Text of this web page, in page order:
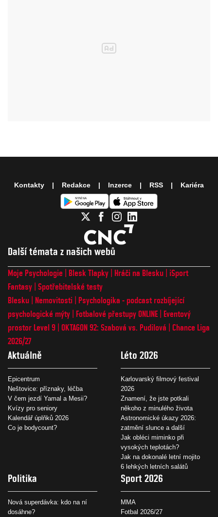
Další témata z našich webů
Moje Psychologie Blesk Tlapky Hráči na Blesku
iSport
Fantasy Spotřebitelské testy
Blesku
Nemovitosti
Psychologika - podcast rozbíjející
psychologické mýty
Fotbalové přestupy ONLINE
Eventový
prostor Level 9 OKTAGON 92: Szabová vs. Pudilová
Chance Liga
2026/27
Aktuálně
Epicentrum
Neštovice: příznaky, léčba
V čem jezdí Yamal a Mesii?
Kvízy pro seniory
Kalendář úplňků 2026
Co je bodycount?
Léto 2026
Karlovarský filmový festival
2026
Znamení, že jste potkali
někoho z minulého života
Astronomické úkazy 2026:
zatmění slunce a další
Jak obléci miminko při
vysokých teplotách?
Jak na dokonalé letní mojito
6 lehkých letních salátů
Politika
Nová superdávka: kdo na ní
dosáhne?
Sport 2026
MMA
Fotbal 2026/27
Kontakty Redakce Inzerce RSS Kariéra